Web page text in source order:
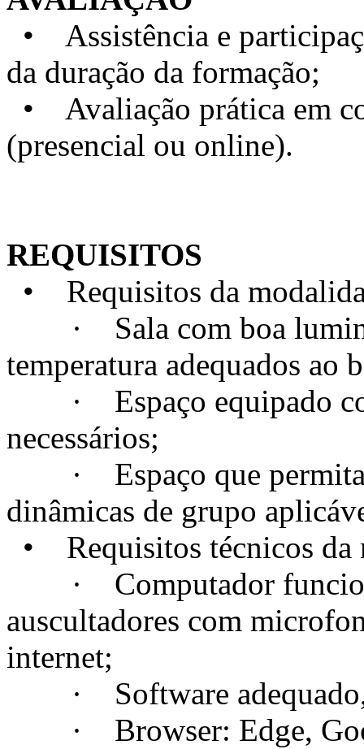
• Assistência e
da duração da formação;
• Avaliação prática em
(presencial ou online).
REQUISITOS
• Requisitos da
· Sala com boa
temperatura adequados ao
· Espaço equipado
necessários;
· Espaço que permita
dinâmicas de grupo
• Requisitos técnicos da
· Computador
auscultadores com
internet;
· Software adequado,
· Browser: Edge,